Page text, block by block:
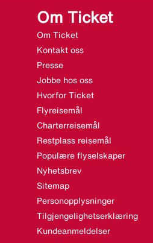
Om Ticket
Om Ticket
Kontakt oss
Presse
Jobbe hos oss
Hvorfor Ticket
Flyreisemål
Charterreisemål
Restplass reisemål
Populære flyselskaper
Nyhetsbrev
Sitemap
Personopplysninger
Tilgjengelighetserklæring
Kundeanmeldelser